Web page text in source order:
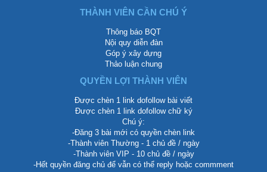
THÀNH VIÊN CẦN CHÚ Ý
Thông báo BQT
Nội quy diễn đàn
Góp ý xây dựng
Thảo luận chung
QUYỀN LỢI THÀNH VIÊN
Được chèn 1 link dofollow bài viết
Được chèn 1 link dofollow chữ ký
Chú ý:
-Đăng 3 bài mới có quyền chèn link
-Thành viên Thường - 1 chủ đề / ngày
-Thành viên VIP - 10 chủ đề / ngày
-Hết quyền đăng chủ để vẫn có thể reply hoặc commment